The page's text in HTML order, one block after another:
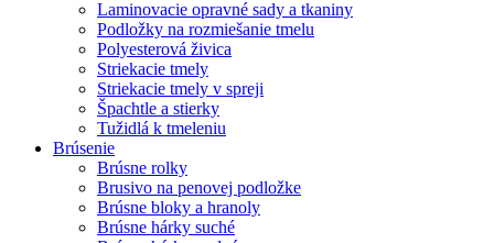
Laminovacie opravné sady a tkaniny
Podložky na rozmiešanie tmelu
Polyesterová živica
Striekacie tmely
Striekacie tmely v spreji
Špachtle a stierky
Tužidlá k tmeleniu
Brúsenie
Brúsne rolky
Brusivo na penovej podložke
Brúsne bloky a hranoly
Brúsne hárky suché